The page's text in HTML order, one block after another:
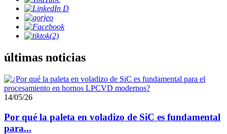
últimas noticias
14/05/26
Por qué la paleta en voladizo de SiC es fundamental
para...